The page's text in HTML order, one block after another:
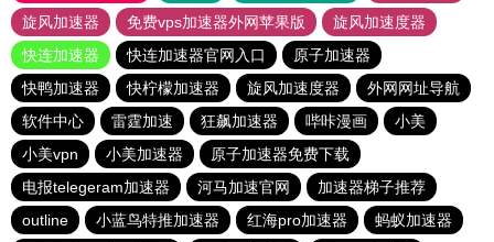
旋风加速器
免费vps加速器外网苹果版
旋风加速度器
快连加速器
快连加速器官网入口
原子加速器
快鸭加速器
快柠檬加速器 旋风加速度器
外网网址导航
软件中心
雷霆加速 狂飙加速器 哔咔漫画
小美
小美vpn
小美加速器
原子加速器免费下载
电报telegeram加速器
河马加速官网
加速器梯子推荐
outline
小蓝鸟特推加速器 红海pro加速器
蚂蚁加速器